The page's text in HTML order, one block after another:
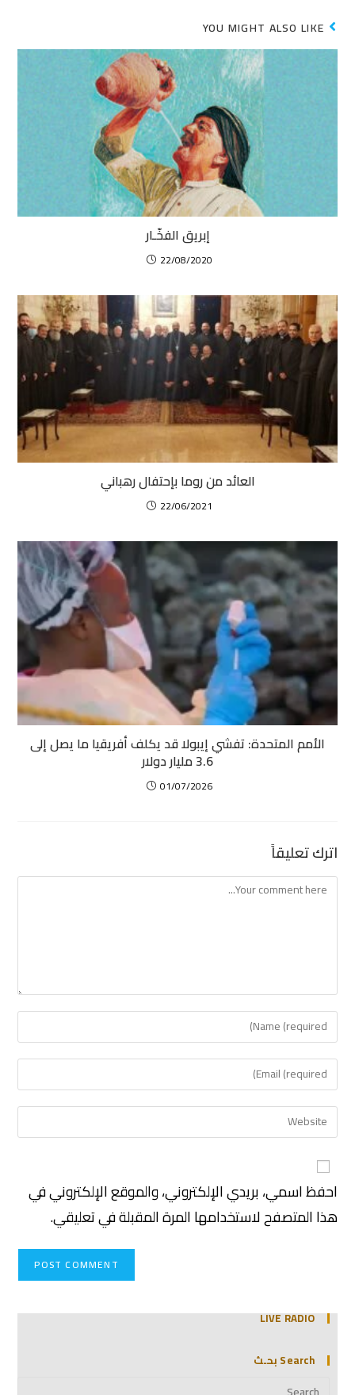
YOU MIGHT ALSO LIKE
إبريق الفخّـار
22/08/2020
العائد من روما بإحتفال رهباني
22/06/2021
الأمم المتحدة: تفشي إيبولا قد يكلف أفريقيا ما يصل إلى
3.6 مليار دولار
01/07/2026
اترك تعليقاً
احفظ اسمي، بريدي الإلكتروني، والموقع الإلكتروني في
هذا المتصفح لاستخدامها المرة المقبلة في تعليقي.
LIVE RADIO
Search بحـث